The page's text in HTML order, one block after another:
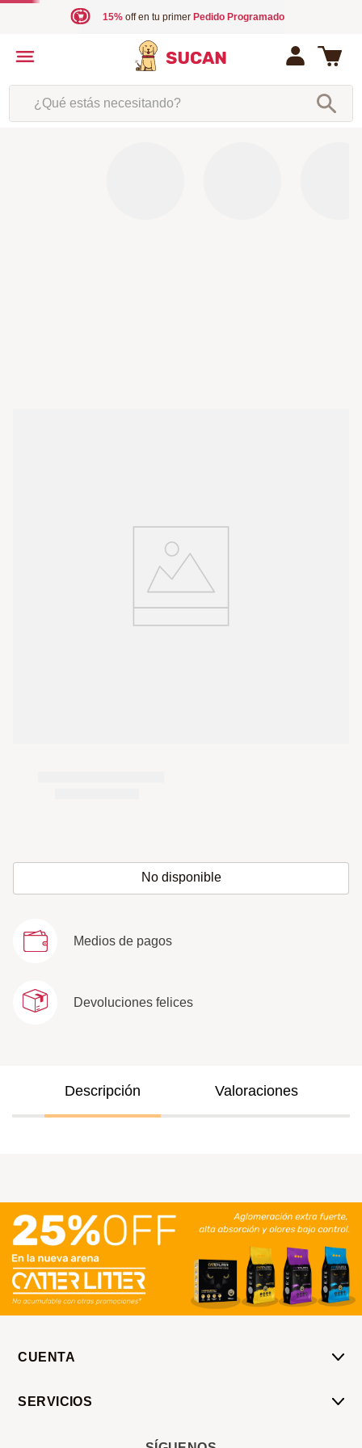
15%off en tu primer Pedido Programado
¿Qué estás necesitando?
No disponible
Medios de pagos
Devoluciones felices
Descripción Valoraciones
CUENTA
SERVICIOS